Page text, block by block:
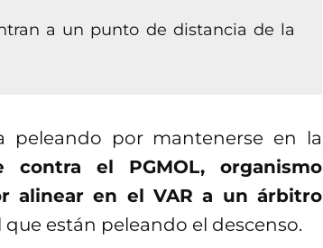
a un punto de distancia de la
peleando por mantenerse en la
contra el PGMOL, organismo
alinear en el VAR a un árbitro
que están peleando el descenso.